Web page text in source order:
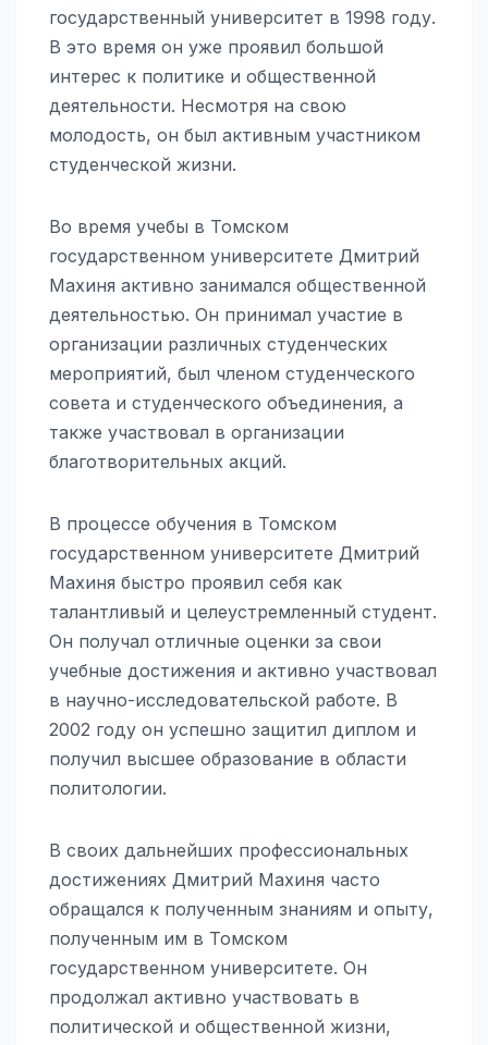
государственный университет в 1998 году.
В это время он уже проявил большой
интерес к политике и общественной
деятельности. Несмотря на свою
молодость, он был активным участником
студенческой жизни.
Во время учебы в Томском
государственном университете Дмитрий
Махиня активно занимался общественной
деятельностью. Он принимал участие в
организации различных студенческих
мероприятий, был членом студенческого
совета и студенческого объединения, а
также участвовал в организации
благотворительных акций.
В процессе обучения в Томском
государственном университете Дмитрий
Махиня быстро проявил себя как
талантливый и целеустремленный студент.
Он получал отличные оценки за свои
учебные достижения и активно участвовал
в научно-исследовательской работе. В
2002 году он успешно защитил диплом и
получил высшее образование в области
политологии.
В своих дальнейших профессиональных
достижениях Дмитрий Махиня часто
обращался к полученным знаниям и опыту,
полученным им в Томском
государственном университете. Он
продолжал активно участвовать в
политической и общественной жизни,